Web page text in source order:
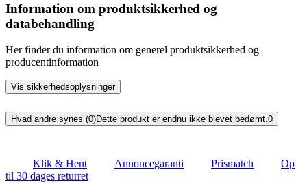
Information om produktsikkerhed og
databehandling
Her finder du information om generel produktsikkerhed og
producentinformation
Vis sikkerhedsoplysninger
Hvad andre synes (0)Dette produkt er endnu ikke blevet bedømt.0
Klik & Hent Annoncegaranti Prismatch
Op
til 30 dages returret